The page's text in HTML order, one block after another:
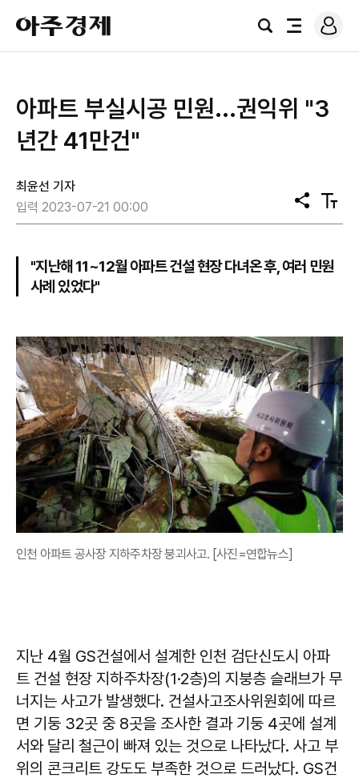
아
주
경
검
전
로
그
아파트 부실시공 민원...권익위 "3
년간 41만건"
최윤선 기자
입력 2023-07-21 00:00
공
유
텍
스
기
"지난해 11~12월 아파트 건설 현장 다녀온 후, 여러 민원
사례 있었다"
인천 아파트 공사장 지하주차장 붕괴사고. [사진=연합뉴스]
지난 4월 GS건설에서 설계한 인천 검단신도시 아파
트 건설 현장 지하주차장(1·2층)의 지붕층 슬래브가 무
너지는 사고가 발생했다. 건설사고조사위원회에 따르
면 기둥 32곳 중 8곳을 조사한 결과 기둥 4곳에 설계
서와 달리 철근이 빠져 있는 것으로 나타났다. 사고 부
위의 콘크리트 강도도 부족한 것으로 드러났다. GS건